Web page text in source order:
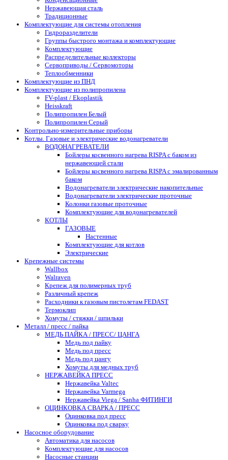
Нержавеющая сталь
Традиционные
Комплектующие для системы отопления
Гидроразделители
Группы быстрого монтажа и комплектующие
Комплектующие
Распределительные коллекторы
Сервоприводы / Сервомоторы
Теплообменники
Комплектующие из ПНД
Комплектующие из полипропилена
FV-plast / Ekoplastik
Heisskraft
Полипропилен Белый
Полипропилен Серый
Контрольно-измерительные приборы
Котлы. Газовые и электрические водонагреватели
ВОДОНАГРЕВАТЕЛИ
Бойлеры косвенного нагрева RISPA с баком из
нержавеющей стали
Бойлеры косвенного нагрева RISPA с эмалированным
баком
Водонагреватели электрические накопительные
Водонагреватели электрические проточные
Колонки газовые проточные
Комплектующие для водонагревателей
КОТЛЫ
ГАЗОВЫЕ
Настенные
Комплектующие для котлов
Электрические
Крепежные системы
Wallbox
Walraven
Крепеж для полимерных труб
Различный крепеж
Расходники к газовым пистолетам FEDAST
Термоклип
Хомуты / стяжки / шпильки
Металл / пресс / пайка
МЕДЬ ПАЙКА / ПРЕСС/ ЦАНГА
Медь под пайку
Медь под пресс
Медь под цангу
Хомуты для медных труб
НЕРЖАВЕЙКА ПРЕСС
Нержавейка Valtec
Нержавейка Varmega
Нержавейка Viega / Sanha ФИТИНГИ
ОЦИНКОВКА СВАРКА / ПРЕСС
Оцинковка под пресс
Оцинковка под сварку
Насосное оборудование
Автоматика для насосов
Комплектующие для насосов
Насосные станции